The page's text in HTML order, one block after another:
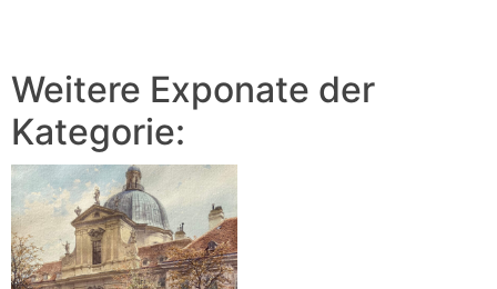
Weitere Exponate der
Kategorie: